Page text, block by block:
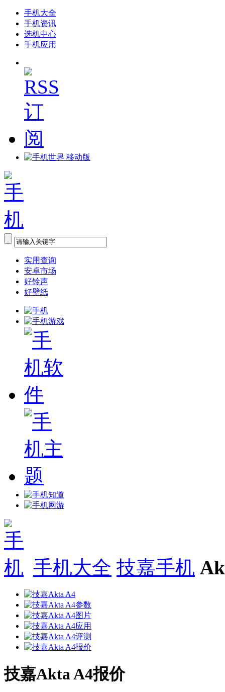
手机大全
手机资讯
选机中心
手机应用
实用查询
安卓市场
好铃声
好壁纸
手机大全 技嘉手机
技嘉Akta A4报价